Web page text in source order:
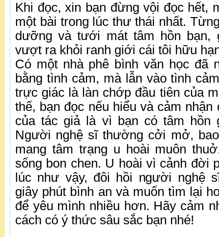
Khi đọc, xin bạn đừng vội đọc hết,
một bài trong lúc thư thái nhất.
dưỡng và tưới mát tâm hồn bạn,
vượt ra khỏi ranh giới cái tôi hữu
Có một nhà phê bình văn học đã
bằng tình cảm, mà lẫn vào tình
trực giác là làn chớp đầu tiên của
thế, bạn đọc nếu hiểu và cảm
của tác giả là vì bạn có tâm hồn
Người nghệ sĩ thường cởi mở,
mang tâm trạng u hoài muôn
sống bon chen. U hoài vì cảnh đời
lúc như vậy, đôi hồi người nghệ
giây phút bình an và muốn tìm lại
để yêu mình nhiều hơn. Hãy cảm
cách có ý thức sâu sắc bạn nhé!